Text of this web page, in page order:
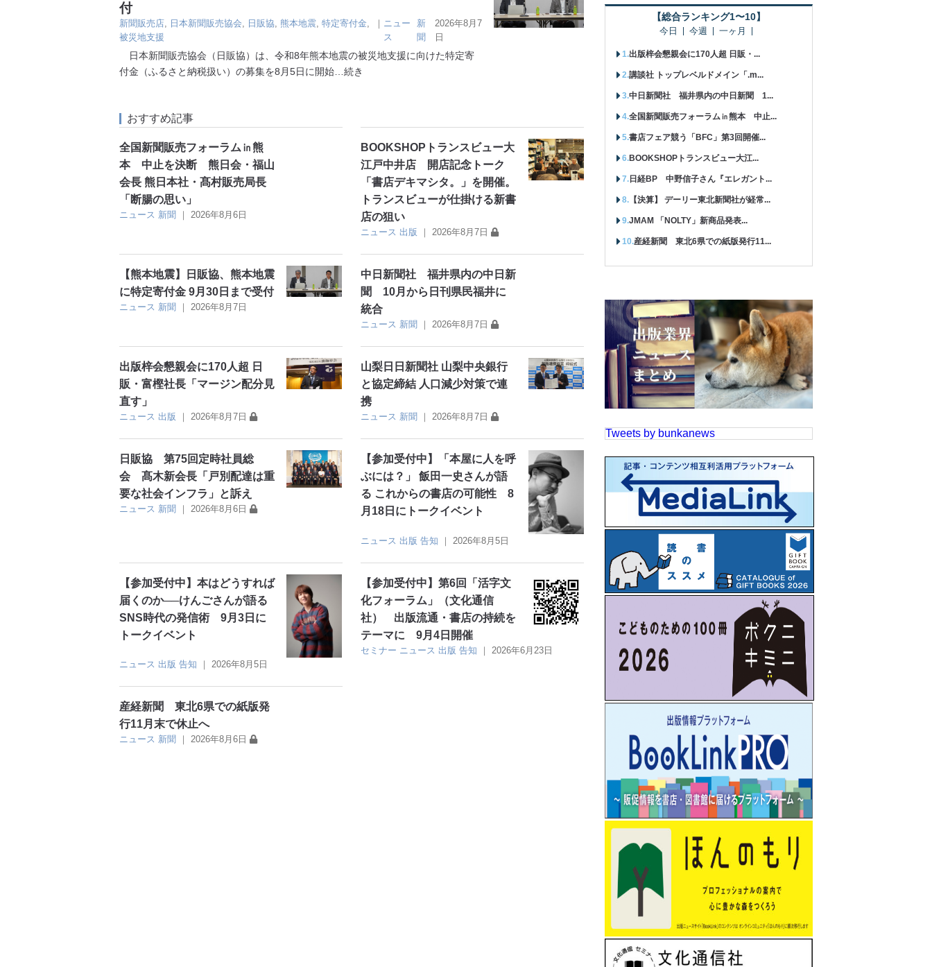
付
新聞販売店, 日本新聞販売協会, 日販協, 熊本地震, 特定寄付金,
被災地支援
｜ ニュー
ス
新
聞
2026年8月7
日
日本新聞販売協会（日販協）は、令和8年熊本地震の被災地支援に向けた特定寄
付金（ふるさと納税扱い）の募集を8月5日に開始 …続き
おすすめ記事
全国新聞販売フォーラム㏌熊
本 中止を決断 熊日会・福山
会長 熊日本社・髙村販売局長
「断腸の思い」
ニュース 新聞 ｜ 2026年8月6日
BOOKSHOPトランスビュー大
江戸中井店 開店記念トーク
「書店デキマシタ。」を開催。
トランスビューが仕掛ける新書
店の狙い
ニュース 出版 ｜2026年8月7日
【熊本地震】日販協、熊本地震
に特定寄付金 9月30日まで受付
ニュース 新聞 ｜ 2026年8月7日
中日新聞社 福井県内の中日新
聞 10月から日刊県民福井に
統合
ニュース 新聞 ｜2026年8月7日
出版梓会懇親会に170人超 日
販・富樫社長「マージン配分見
直す」
ニュース 出版 ｜ 2026年8月7日
山梨日日新聞社 山梨中央銀行
と協定締結 人口減少対策で連
携
ニュース 新聞 ｜2026年8月7日
日販協 第75回定時社員総
会 髙木新会長「戸別配達は重
要な社会インフラ」と訴え
ニュース 新聞 ｜ 2026年8月6日
【参加受付中】「本屋に人を呼
ぶには？」 飯田一史さんが語
る これからの書店の可能性 8
月18日にトークイベント
ニュース 出版 告知 ｜ 2026年8月5日
【参加受付中】本はどうすれば
届くのか──けんごさんが語る
SNS時代の発信術 9月3日に
トークイベント
ニュース 出版 告知 ｜ 2026年8月5日
【参加受付中】第6回「活字文
化フォーラム」（文化通信
社） 出版流通・書店の持続を
テーマに 9月4日開催
セミナー ニュース 出版 告知 ｜ 2026年6月23日
産経新聞 東北6県での紙版発
行11月末で休止へ
ニュース 新聞 ｜ 2026年8月6日
【総合ランキング1〜10】
今日 今週 一ヶ月
出版梓会懇親会に170人超 日販・...
講談社 トップレベルドメイン「.m...
中日新聞社 福井県内の中日新聞 1...
全国新聞販売フォーラム㏌熊本 中止...
書店フェア競う「BFC」第3回開催...
BOOKSHOPトランスビュー大江...
日経BP 中野信子さん『エレガント...
【決算】 デーリー東北新聞社が経常...
JMAM 「NOLTY」新商品発表...
産経新聞 東北6県での紙版発行11...
Tweets by bunkanews